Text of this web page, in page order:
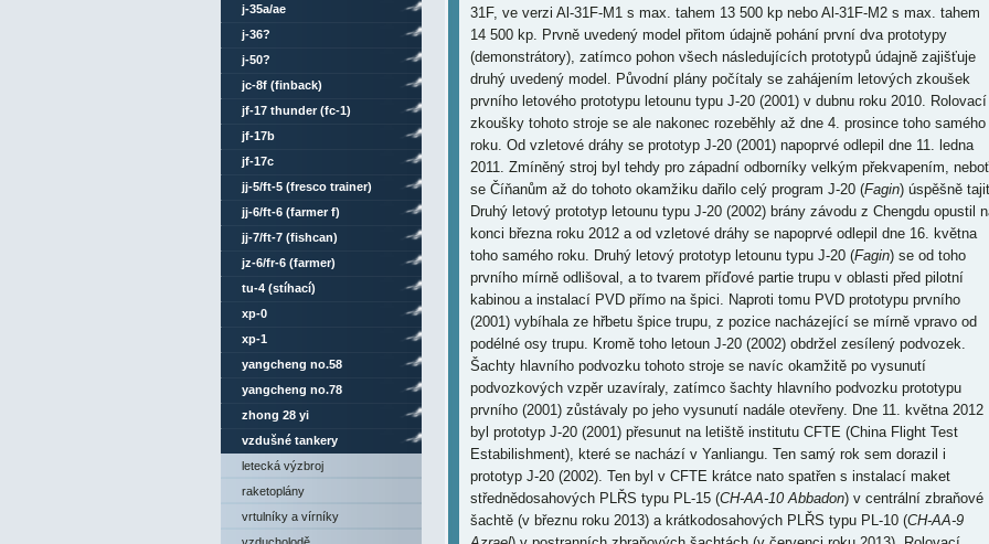
31F, ve verzi Al-31F-M1 s max. tahem 13 500 kp nebo Al-31F-M2 s max. tahem
14 500 kp. Prvně uvedený model přitom údajně pohání první dva prototypy
(demonstrátory), zatímco pohon všech následujících prototypů údajně zajišťuje
druhý uvedený model. Původní plány počítaly se zahájením letových zkoušek
prvního letového prototypu letounu typu J-20 (2001) v dubnu roku 2010. Rolovací
zkoušky tohoto stroje se ale nakonec rozeběhly až dne 4. prosince toho samého
roku. Od vzletové dráhy se prototyp J-20 (2001) napoprvé odlepil dne 11. ledna
2011. Zmíněný stroj byl tehdy pro západní odborníky velkým překvapením, neboť
se Číňanům až do tohoto okamžiku dařilo celý program J-20 (Fagin) úspěšně
Druhý letový prototyp letounu typu J-20 (2002) brány závodu z Chengdu opustil
konci března roku 2012 a od vzletové dráhy se napoprvé odlepil dne 16. května
toho samého roku. Druhý letový prototyp letounu typu J-20 (Fagin) se od toho
prvního mírně odlišoval, a to tvarem příďové partie trupu v oblasti před pilotní
kabinou a instalací PVD přímo na špici. Naproti tomu PVD prototypu prvního
(2001) vybíhala ze hřbetu špice trupu, z pozice nacházející se mírně vpravo od
podélné osy trupu. Kromě toho letoun J-20 (2002) obdržel zesílený podvozek.
Šachty hlavního podvozku tohoto stroje se navíc okamžitě po vysunutí
podvozkových vzpěr uzavíraly, zatímco šachty hlavního podvozku prototypu
prvního (2001) zůstávaly po jeho vysunutí nadále otevřeny. Dne 11. května 2012
byl prototyp J-20 (2001) přesunut na letiště institutu CFTE (China Flight Test
Estabilishment), které se nachází v Yanliangu. Ten samý rok sem dorazil i
prototyp J-20 (2002). Ten byl v CFTE krátce nato spatřen s instalací maket
střednědosahových PLŘS typu PL-15 (CH-AA-10 Abbadon) v centrální zbraňové
šachtě (v březnu roku 2013) a krátkodosahových PLŘS typu PL-10 (CH-AA-9
j-35a/ae
j-36?
j-50?
jc-8f (finback)
jf-17 thunder (fc-1)
jf-17b
jf-17c
jj-5/ft-5 (fresco trainer)
jj-6/ft-6 (farmer f)
jj-7/ft-7 (fishcan)
jz-6/fr-6 (farmer)
tu-4 (stíhací)
xp-0
xp-1
yangcheng no.58
yangcheng no.78
zhong 28 yi
vzdušné tankery
letecká výzbroj
raketoplány
vrtulníky a vírníky